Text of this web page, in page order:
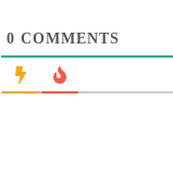
0 COMMENTS